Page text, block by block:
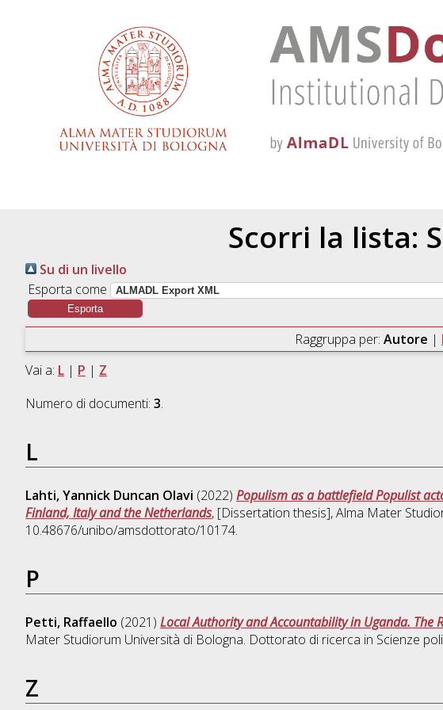
Scorri la lista:
Su di un livello
Esporta come
Raggruppa per: Autore |
Vai a: L| P | Z
Numero di documenti: 3.
L
Lahti, Yannick Duncan Olavi (2022) Populism as a battlefield Populist
Finland, Italy and the Netherlands, [Dissertation thesis], Alma Mater
10.48676/unibo/amsdottorato/10174.
P
Petti, Raffaello (2021) Local Authority and Accountability in Uganda. The
Mater Studiorum Università di Bologna. Dottorato di ricerca in Scienze
Z